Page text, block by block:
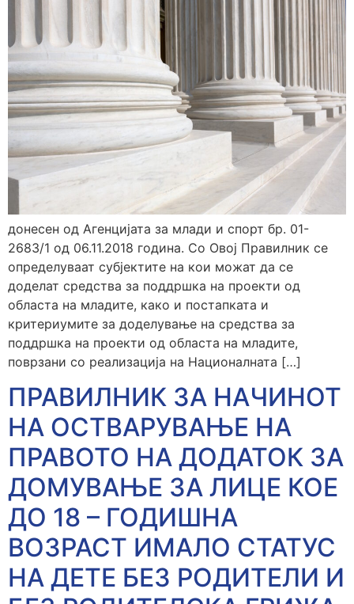
донесен од Агенцијата за млади и спорт бр. 01-
2683/1 од 06.11.2018 година. Со Овој Правилник се
определуваат субјектите на кои можат да се
доделат средства за поддршка на проекти од
областа на младите, како и постапката и
критериумите за доделување на средства за
поддршка на проекти од областа на младите,
поврзани со реализација на Националната […]
ПРАВИЛНИК ЗА НАЧИНОТ
НА ОСТВАРУВАЊЕ НА
ПРАВОТО НА ДОДАТОК ЗА
ДОМУВАЊЕ ЗА ЛИЦЕ КОЕ
ДО 18 – ГОДИШНА
ВОЗРАСТ ИМАЛО СТАТУС
НА ДЕТЕ БЕЗ РОДИТЕЛИ И